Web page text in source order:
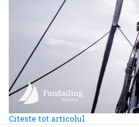
Citeste tot articolul